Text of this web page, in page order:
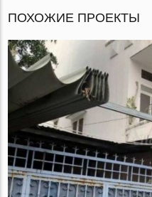
ПОХОЖИЕ ПРОЕКТЫ